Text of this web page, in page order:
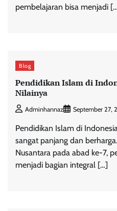
pembelajaran bisa menjadi
Blog
Pendidikan Islam di
Nilainya
Adminhannaz September 27,
Pendidikan Islam di
sangat panjang dan
Nusantara pada abad ke-7,
menjadi bagian integral […]